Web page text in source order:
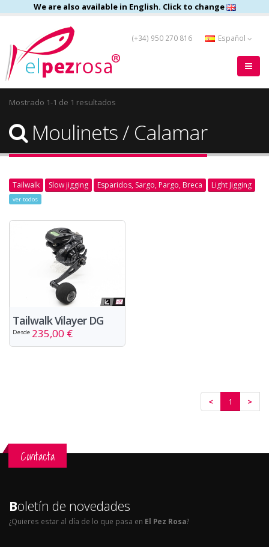
We are also available in English. Click to change
(+34) 950 270 816 Español
Mostrado 1-1 de 1 resultados
Moulinets / Calamar
Tailwalk Slow jigging Esparidos, Sargo, Pargo, Breca Light Jigging
ver todos
Tailwalk Vilayer DG
Desde 235,00 €
< 1 >
Contacta
Boletín de novedades
¿Quieres estar al día de lo que pasa en El Pez Rosa?